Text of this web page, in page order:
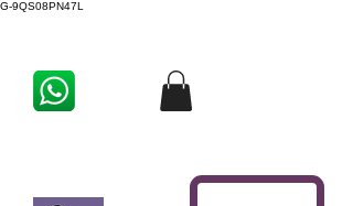
G-9QS08PN47L